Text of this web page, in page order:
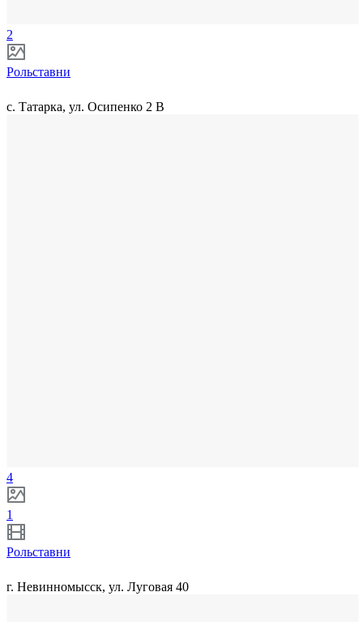
2
Рольставни
с. Татарка, ул. Осипенко 2 В
4
1
Рольставни
г. Невинномысск, ул. Луговая 40